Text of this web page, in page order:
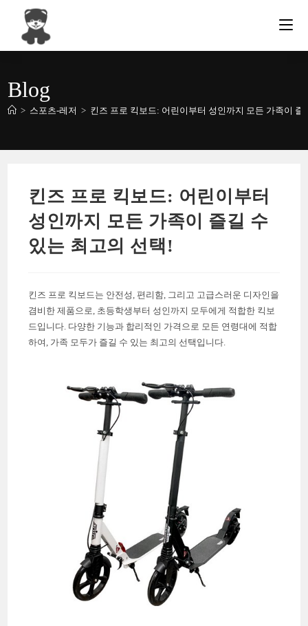
content
Blog
> 스포츠-레저 > 킨즈 프로 킥보드: 어린이부터 성인까지 모든 가족이 즐
킨즈 프로 킥보드: 어린이부터
성인까지 모든 가족이 즐길 수
있는 최고의 선택!
킨즈 프로 킥보드는 안전성, 편리함, 그리고 고급스러운 디자인을
겸비한 제품으로, 초등학생부터 성인까지 모두에게 적합한 킥보
드입니다. 다양한 기능과 합리적인 가격으로 모든 연령대에 적합
하여, 가족 모두가 즐길 수 있는 최고의 선택입니다.